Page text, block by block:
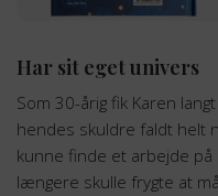
Har sit eget univers
Som 30-årig fik Karen
hendes skuldre faldt helt
kunne finde et arbejde
længere skulle frygte at